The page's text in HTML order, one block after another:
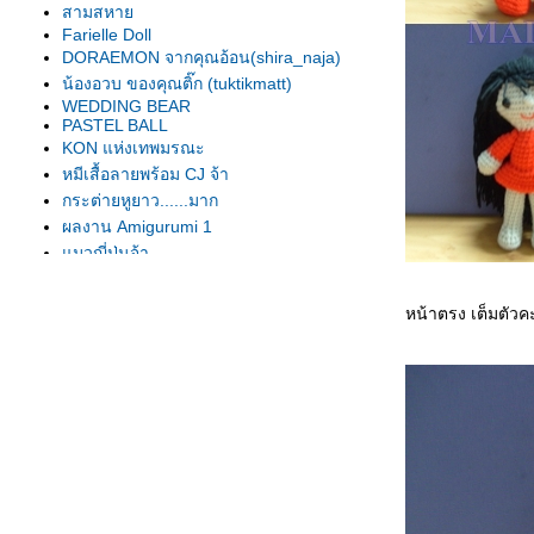
สามสหา
Farielle Doll
DORAEMON จากคุณอ้อน(shira_naja)
น้องอวบ ของคุณติ๊ก (tuktikmatt)
WEDDING BEAR
PASTEL BALL
KON แห่งเทพมรณะ
หมีเสื้อลายพร้อม CJ จ้า
กระต่ายหูยาว......มาก
ผลงาน Amigurumi 1
มวญี่ปุ่นจ้า
หน้าตรง เต็มตัวค